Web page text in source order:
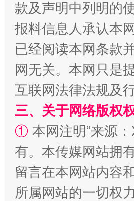
全民健身五年计划来了！等你上
阿坝州三大球赛在茂县开幕
款及声明中列明的
报料信息人承认本
已经阅读本网条款
网无关。本网只是
互联网法律法规及
三、关于网络版权
① 本网注明“来源
有。本传媒网站拥
留言在本网站内容
所属网站的一切权